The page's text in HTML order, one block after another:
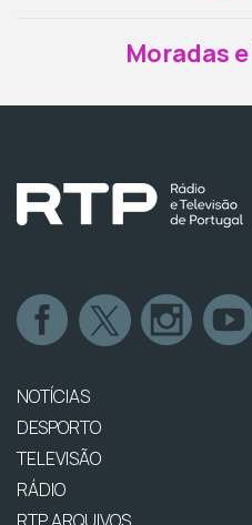
Moradas
NOTÍCIAS
DESPORTO
TELEVISÃO
RÁDIO